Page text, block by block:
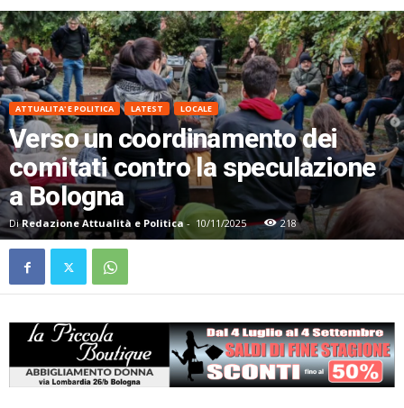
ATTUALITA' E POLITICA LATEST LOCALE
Verso un coordinamento dei
comitati contro la speculazione
a Bologna
Di Redazione Attualità e Politica - 10/11/2025 218